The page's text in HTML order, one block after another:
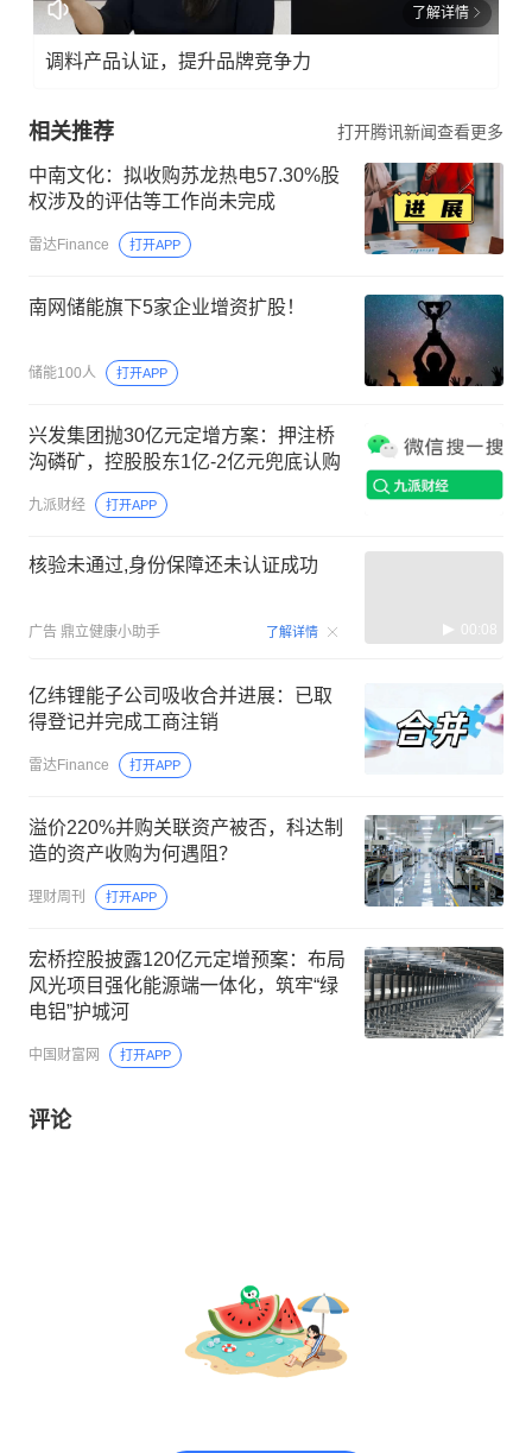
了解详情
调料产品认证，提升品牌竞争力
相关推荐 打开腾讯新闻查看更多
中南文化：拟收购苏龙热电57.30%股
权涉及的评估等工作尚未完成
雷达Finance 打开APP
南网储能旗下5家企业增资扩股！
储能100人 打开APP
兴发集团抛30亿元定增方案：押注桥
沟磷矿，控股股东1亿-2亿元兜底认购
九派财经 打开APP
核验未通过,身份保障还未认证成功
广告 鼎立健康小助手 了解详情 00:08
亿纬锂能子公司吸收合并进展：已取
得登记并完成工商注销
雷达Finance 打开APP
溢价220%并购关联资产被否，科达制
造的资产收购为何遇阻？
理财周刊 打开APP
宏桥控股披露120亿元定增预案：布局
风光项目强化能源端一体化，筑牢“绿
电铝”护城河
中国财富网 打开APP
评论